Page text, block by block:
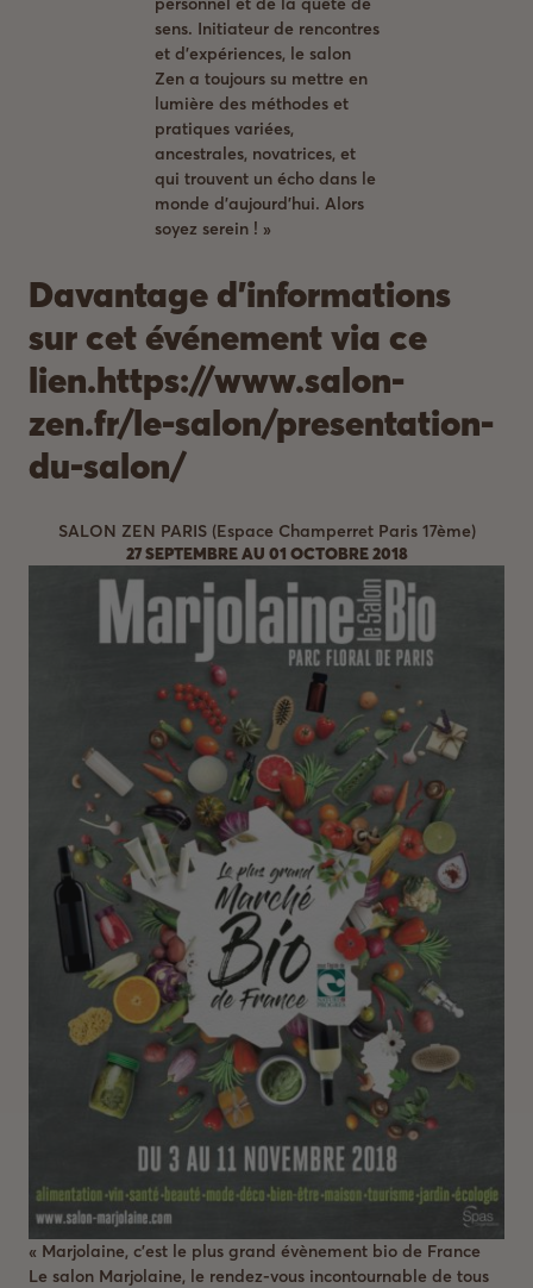
sens. Initiateur de rencontres
et d’expériences, le salon
Zen a toujours su mettre en
lumière des méthodes et
pratiques variées,
ancestrales, novatrices, et
qui trouvent un écho dans le
monde d’aujourd’hui. Alors
soyez serein ! »
Davantage d’informations
sur cet événement via ce
lien.https://www.salon-
zen.fr/le-salon/presentation-
du-salon/
SALON ZEN PARIS (Espace Champerret Paris 17ème)
27 SEPTEMBRE AU 01 OCTOBRE 2018
« Marjolaine, c’est le plus grand évènement bio de France
Le salon Marjolaine, le rendez-vous incontournable de tous